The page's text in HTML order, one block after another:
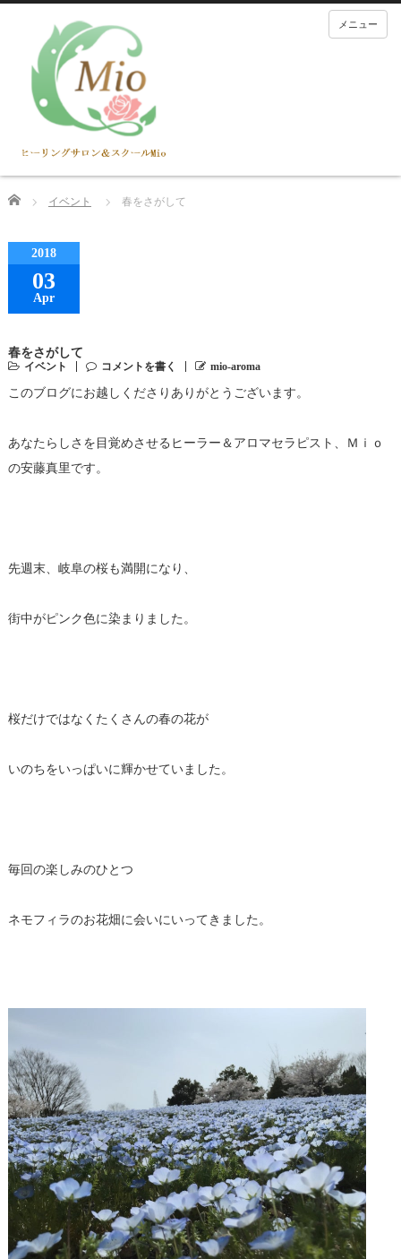
メニュー
Home イベント 春をさがして
2018
03
Apr
春をさがして
イベント コメントを書く mio-aroma
このブログにお越しくださりありがとうございます。
あなたらしさを目覚めさせるヒーラー＆アロマセラピスト、Ｍｉｏ
の安藤真里です。
先週末、岐阜の桜も満開になり、
街中がピンク色に染まりました。
桜だけではなくたくさんの春の花が
いのちをいっぱいに輝かせていました。
毎回の楽しみのひとつ
ネモフィラのお花畑に会いにいってきました。